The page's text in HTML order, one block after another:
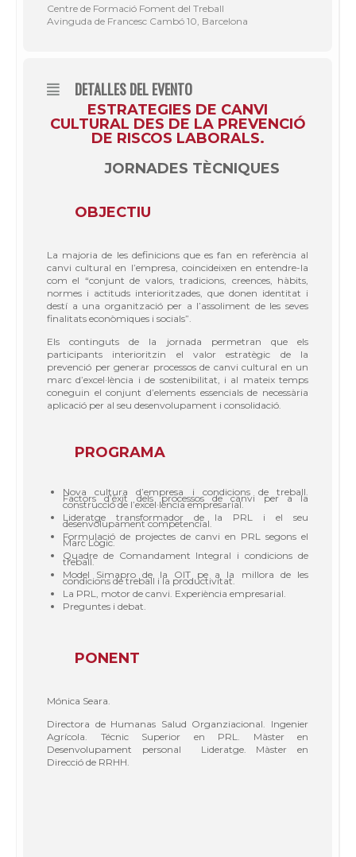
Centre de Formació Foment del Treball
Avinguda de Francesc Cambó 10, Barcelona
DETALLES DEL EVENTO
ESTRATEGIES DE CANVI
CULTURAL DES DE LA PREVENCIÓ
DE RISCOS LABORALS.
JORNADES TÈCNIQUES
OBJECTIU
La majoria de les definicions que es fan en referència al
canvi cultural en l’empresa, coincideixen en entendre-la
com el “conjunt de valors, tradicions, creences, hàbits,
normes i actituds interioritzades, que donen identitat i
destí a una organització per a l’assoliment de les seves
finalitats econòmiques i socials”.
Els continguts de la jornada permetran que els
participants interioritzin el valor estratègic de la
prevenció per generar processos de canvi cultural en un
marc d’excel·lència i de sostenibilitat, i al mateix temps
coneguin el conjunt d’elements essencials de necessària
aplicació per al seu desenvolupament i consolidació.
PROGRAMA
Nova cultura d’empresa i condicions de treball.
Factors d’èxit dels processos de canvi per a la
construcció de l’excel·lència empresarial.
Lideratge transformador de la PRL i el seu
desenvolupament competencial.
Formulació de projectes de canvi en PRL segons el
Marc Lògic.
Quadre de Comandament Integral i condicions de
treball.
Model Simapro de la OIT pe a la millora de les
condicions de treball i la productivitat.
La PRL, motor de canvi. Experiència empresarial.
Preguntes i debat.
PONENT
Mónica Seara.
Directora de Humanas Salud Organziacional. Ingenier
Agrícola. Técnic Superior en PRL. Màster en
Desenvolupament personal Lideratge. Màster en
Direcció de RRHH.